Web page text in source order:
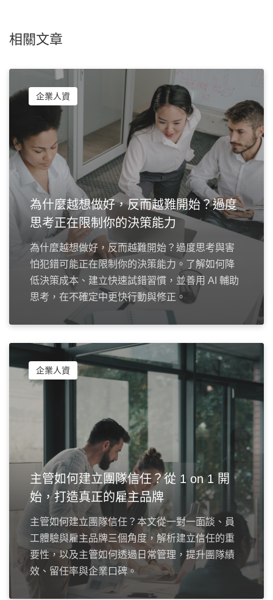
相關文章
企業人資
為什麼越想做好，反而越難開始？過度
思考正在限制你的決策能力
為什麼越想做好，反而越難開始？過度思考與害
怕犯錯可能正在限制你的決策能力。了解如何降
低決策成本、建立快速試錯習慣，並善用 AI 輔助
思考，在不確定中更快行動與修正。
企業人資
主管如何建立團隊信任？從 1 on 1 開
始，打造真正的雇主品牌
主管如何建立團隊信任？本文從一對一面談、員
工體驗與雇主品牌三個角度，解析建立信任的重
要性，以及主管如何透過日常管理，提升團隊績
效、留任率與企業口碑。